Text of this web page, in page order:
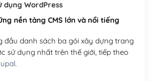
SSD (1 năm) (+950,000₫)
dụng WordPress
nền tảng CMS lớn và nổi tiếng
đầu danh sách ba gói xây dựng trang
sử dụng nhất trên thế giới, tiếp theo
.